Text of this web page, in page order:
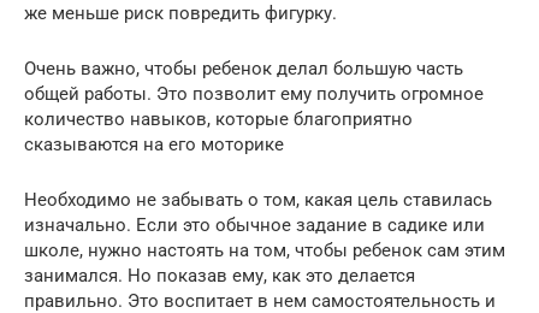
же меньше риск повредить фигурку.
Очень важно, чтобы ребенок делал большую часть
общей работы. Это позволит ему получить огромное
количество навыков, которые благоприятно
сказываются на его моторике
Необходимо не забывать о том, какая цель ставилась
изначально. Если это обычное задание в садике или
школе, нужно настоять на том, чтобы ребенок сам этим
занимался. Но показав ему, как это делается
правильно. Это воспитает в нем самостоятельность и